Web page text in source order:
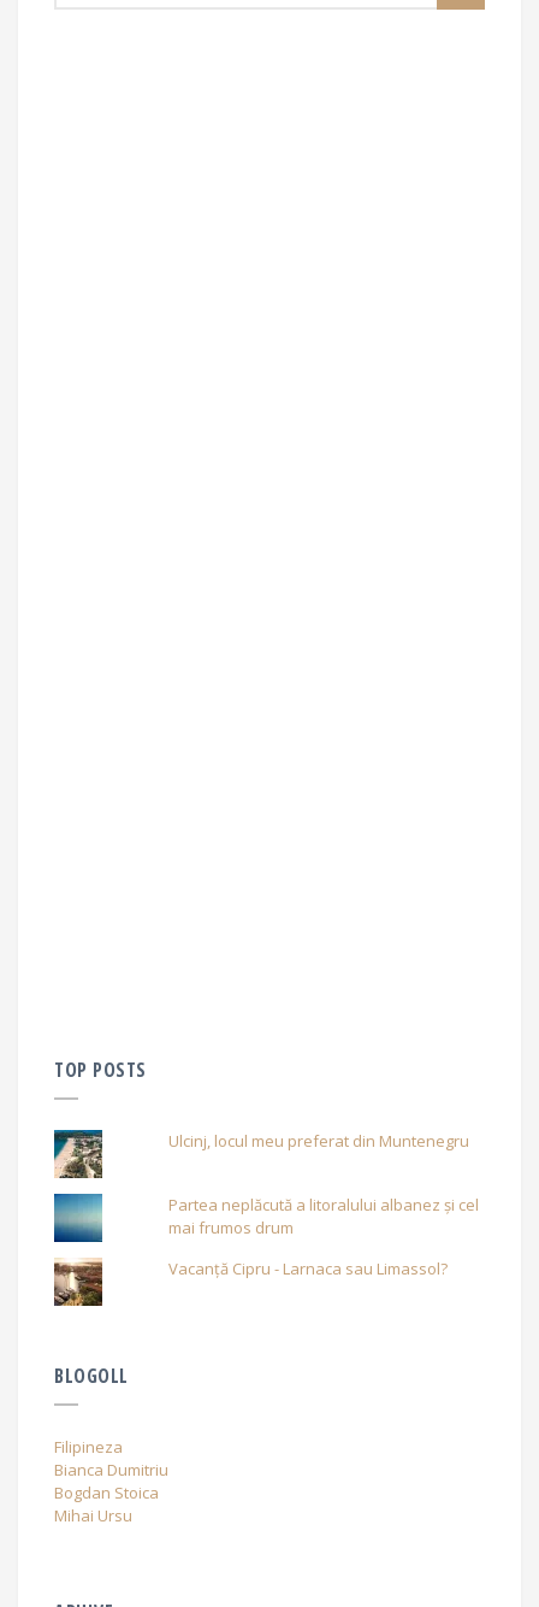
TOP POSTS
Ulcinj, locul meu preferat din Muntenegru
Partea neplăcută a litoralului albanez și cel
mai frumos drum
Vacanță Cipru - Larnaca sau Limassol?
BLOGOLL
Filipineza
Bianca Dumitriu
Bogdan Stoica
Mihai Ursu